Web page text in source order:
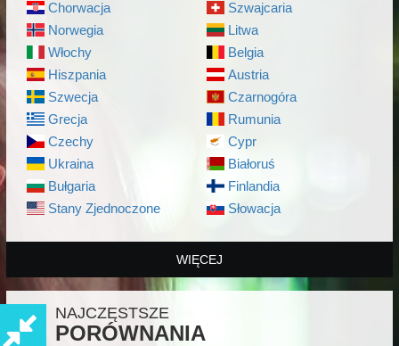
Chorwacja
Norwegia
Włochy
Hiszpania
Szwecja
Grecja
Czechy
Ukraina
Bułgaria
Stany Zjednoczone
Szwajcaria
Litwa
Belgia
Austria
Czarnogóra
Rumunia
Cypr
Białoruś
Finlandia
Słowacja
WIĘCEJ
NAJCZĘSTSZE
PORÓWNANIA